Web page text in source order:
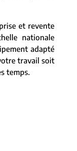
et revente
nationale
adapté
travail soit
temps.